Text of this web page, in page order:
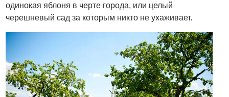
одинокая яблоня в черте города, или целый
черешневый сад за которым никто не ухаживает.